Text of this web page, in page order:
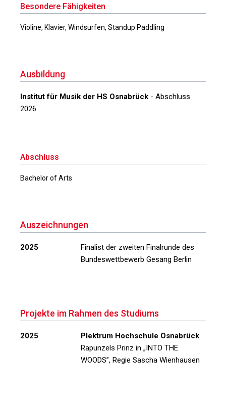
Besondere Fähigkeiten
Violine, Klavier, Windsurfen, Standup Paddling
Ausbildung
Institut für Musik der HS Osnabrück - Abschluss
2026
Abschluss
Bachelor of Arts
Auszeichnungen
2025
Finalist der zweiten Finalrunde des
Bundeswettbewerb Gesang Berlin
Projekte im Rahmen des Studiums
2025
Plektrum Hochschule Osnabrück
Rapunzels Prinz in „INTO THE
WOODS”, Regie Sascha Wienhausen